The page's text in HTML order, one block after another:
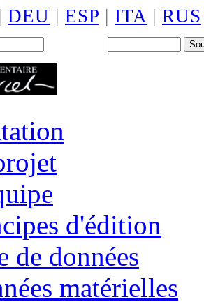
| DEU | ESP | ITA | RUS
d'édition
de données
matérielles